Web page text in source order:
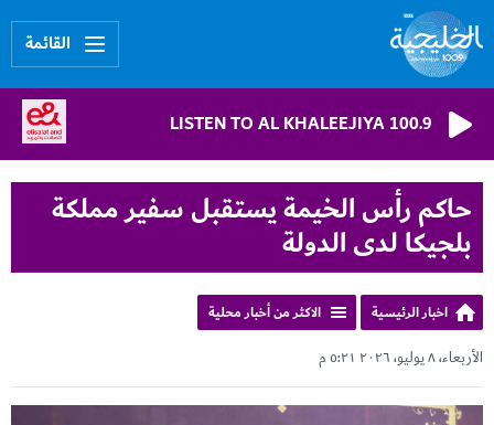
القائمة
LISTEN TO AL KHALEEJIYA 100.9
حاكم رأس الخيمة يستقبل سفير مملكة
بلجيكا لدى الدولة
اخبار الرئيسية
الاكثر من أخبار محلية
الأربعاء، ٨ يوليو، ٢٠٢٦ ٥:٢١ م